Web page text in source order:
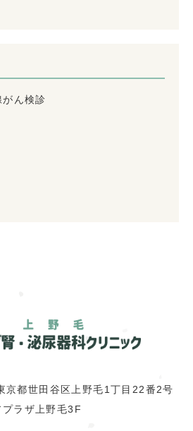
ん検診
京都世田谷区上野毛1丁目22番2号
ラザ上野毛3F